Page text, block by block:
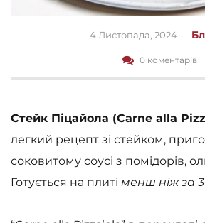
4 Листопада, 2024
0 коментарів
Стейк Піцайола (Carne alla
легкий рецепт зі стейком,
соковитому соусі з помідорів,
Готується на плиті менш ніж за